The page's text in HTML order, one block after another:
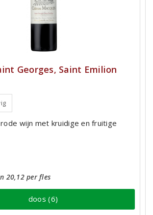
Georges, Saint Emilion
wijn met kruidige en fruitige
20,12 per fles
doos (6)